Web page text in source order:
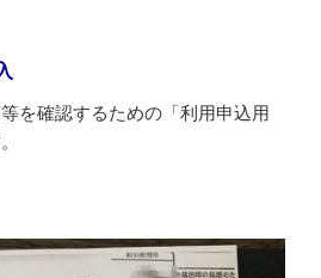
を確認するための「利用申込用